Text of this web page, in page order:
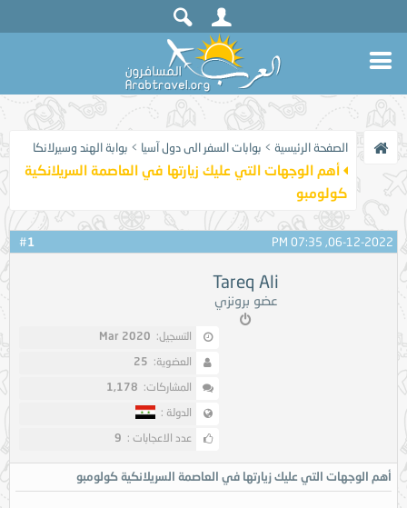
الصفحة الرئيسية > بوابات السفر الى دول آسيا > بوابة الهند وسيرلانكا
أهم الوجهات التي عليك زيارتها في العاصمة السريلانكية
كولومبو
1 06-12-2022, 07:35 PM
Tareq Ali
عضو برونزي
التسجيل: Mar 2020
العضوية: 25
المشاركات: 1,178
الدولة :
عدد الاعجابات : 9
أهم الوجهات التي عليك زيارتها في العاصمة السريلانكية كولومبو